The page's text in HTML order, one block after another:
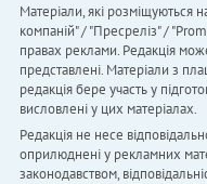
Матеріали, які розміщуються
компаній" / "Пресреліз" /
правах реклами. Редакція
представлені. Матеріали з
редакція бере участь у
висловлені у цих матеріалах.
Редакція не несе
оприлюднені у рекламних
законодавством,